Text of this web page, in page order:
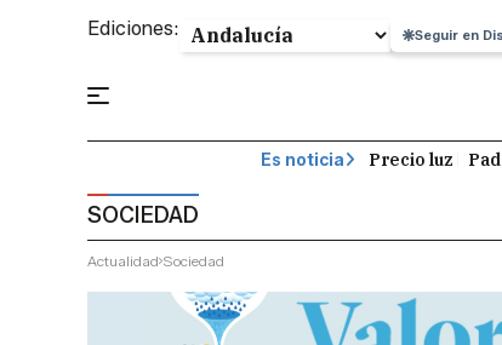
Ediciones: Seguir en
Es noticia Precio luz
SOCIEDAD
Actualidad Sociedad